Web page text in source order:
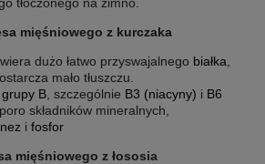
mięśniowego z kurczaka
dużo łatwo przyswajalnego białka
mało tłuszczu.
B , szczególnie B3 (niacyny) i B6
składników mineralnych,
i fosfor
mięśniowego z łososia